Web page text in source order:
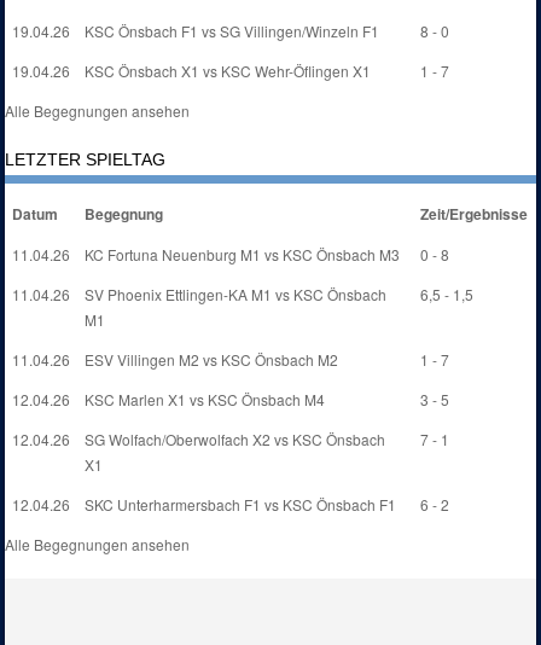
19.04.26
KSC Önsbach F1 vs SG Villingen/Winzeln F1
8 - 0
19.04.26
KSC Önsbach X1 vs KSC Wehr-Öflingen X1
1 - 7
Alle Begegnungen ansehen
LETZTER SPIELTAG
Datum Begegnung Zeit/Ergebnisse
11.04.26 KC Fortuna Neuenburg M1 vs KSC Önsbach M3
0 - 8
11.04.26
SV Phoenix Ettlingen-KA M1 vs KSC Önsbach
M1
6,5 - 1,5
11.04.26 ESV Villingen M2 vs KSC Önsbach M2
1 - 7
12.04.26
KSC Marlen X1 vs KSC Önsbach M4
3 - 5
12.04.26
SG Wolfach/Oberwolfach X2 vs KSC Önsbach
X1
7 - 1
12.04.26 SKC Unterharmersbach F1 vs KSC Önsbach F1
6 - 2
Alle Begegnungen ansehen